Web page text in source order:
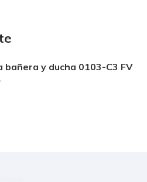
bañera y ducha 0103-C3 FV